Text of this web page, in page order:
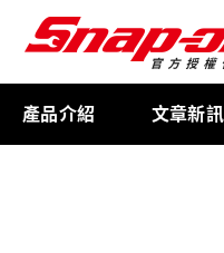
產品介紹 文章新訊